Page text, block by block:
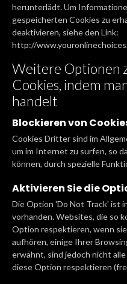
herunterlädt. Um
gespeicherten Cookies zu
deaktivieren, siehe den Link:
http://
Weitere Optionen
Cookies, indem
handelt
Blockieren von
Cookies Dritter sind im
um im Internet zu surfen, so
können, durch spezielle
Aktivieren Sie die
Die Option 'Do Not Track' ist
vorhanden. Websites, die so
Option respektieren, wenn
aufhören, einige Ihrer
erwähnt, sind jedoch nicht
diese Option respektieren